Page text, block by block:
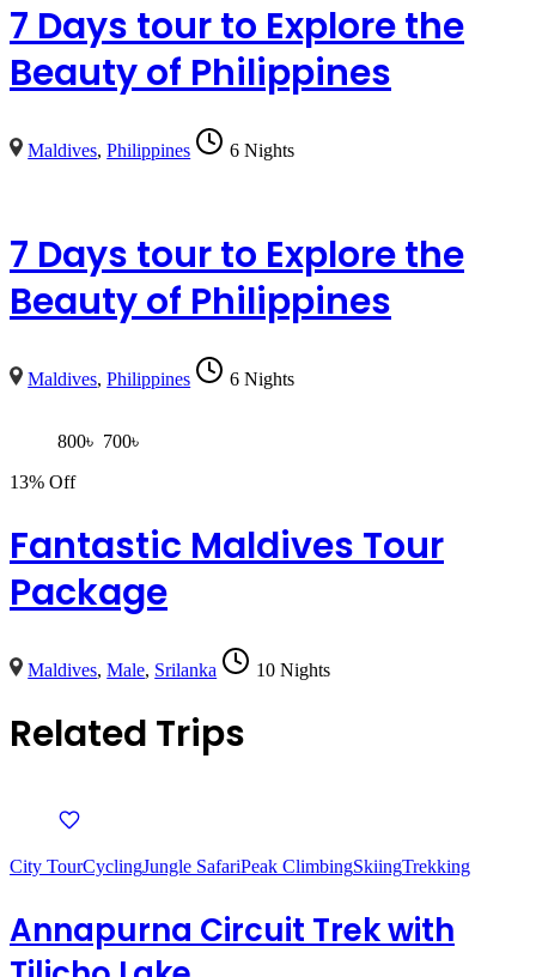
7 Days tour to Explore the
Beauty of Philippines
Maldives,Philippines 6 Nights
7 Days tour to Explore the
Beauty of Philippines
Maldives,Philippines 6 Nights
800৳ 700৳
13% Off
Fantastic Maldives Tour
Package
Maldives,Male, Srilanka 10 Nights
Related Trips
City TourCyclingJungle SafariPeak ClimbingSkiingTrekking
Annapurna Circuit Trek with